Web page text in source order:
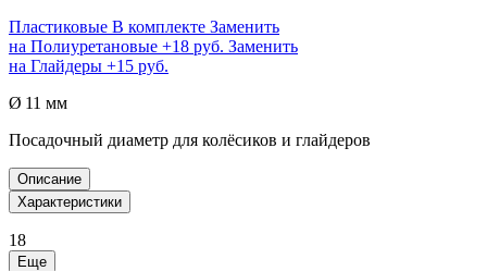
Пластиковые В комплекте Заменить
на Полиуретановые +18 руб. Заменить
на Глайдеры +15 руб.
Ø 11 мм
Посадочный диаметр для колёсиков и глайдеров
Описание
Характеристики
18
Еще